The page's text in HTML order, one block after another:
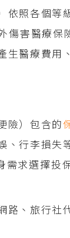
依照各個等
傷害醫療保
生醫療費用
險）包含的
、行李損失
需求選擇投
路、旅行